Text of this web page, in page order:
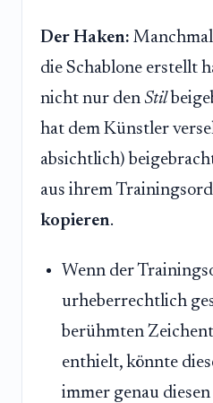
Der Haken:
die Schablone erstellt
nicht nur den Stil
hat dem Künstler
absichtlich)
aus ihrem
kopieren.
Wenn der
urheberrechtlich
berühmten
enthielt, könnte
immer genau